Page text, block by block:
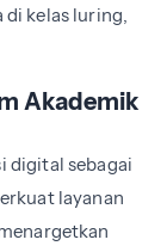
di kelas luring,
Akademik
digital sebagai
layanan